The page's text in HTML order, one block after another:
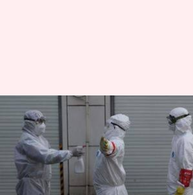
दुनिया के 60 देशों में
वायरस, मरने वालों की
पार
लेखन प्रमोद कुमार Mar 02, 2020 10:06 am